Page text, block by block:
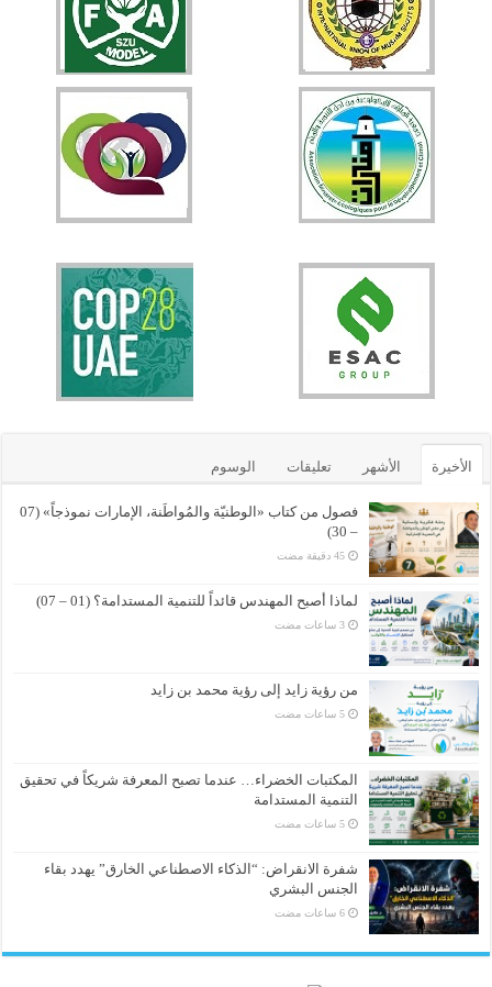
الأخيرة الأشهر تعليقات الوسوم
فصول من كتاب «الوطنيّة والمُواطَنة، الإمارات نموذجاً» (07
– 30)
لماذا أصبح المهندس قائداً للتنمية المستدامة؟ (01 – 07)
من رؤية زايد إلى رؤية محمد بن زايد
المكتبات الخضراء… عندما تصبح المعرفة شريكاً في تحقيق
التنمية المستدامة
شفرة الانقراض: “الذكاء الاصطناعي الخارق” يهدد بقاء
الجنس البشري